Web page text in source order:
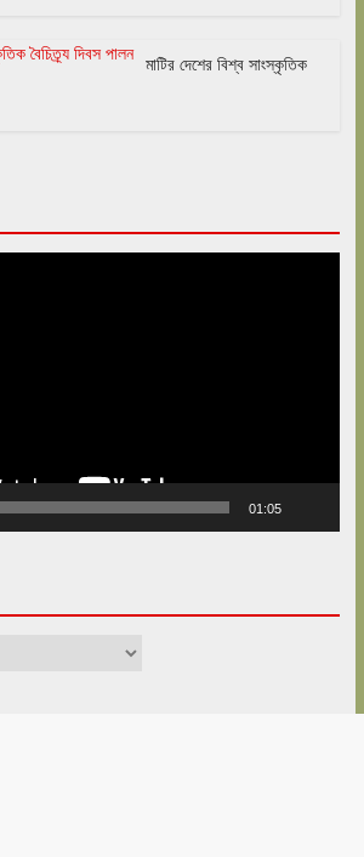
মাটির দেশের বিশ্ব সাংস্কৃতিক
01:05